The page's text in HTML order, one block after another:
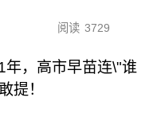
阅读 3729
年，高市早苗连\"谁
提！